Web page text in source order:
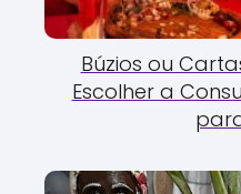
Búzios ou
Escolher a